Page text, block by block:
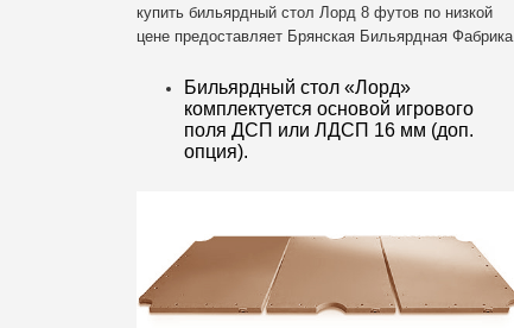
купить бильярдный стол Лорд 8 футов по низкой
цене предоставляет Брянская Бильярдная Фабрика.
Бильярдный стол «Лорд»
комплектуется основой игрового
поля ДСП или ЛДСП 16 мм (доп.
опция).